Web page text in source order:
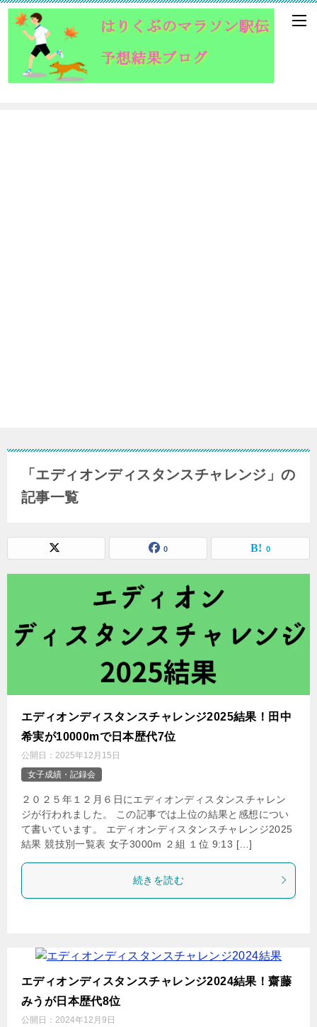
「エディオンディスタンスチャレンジ」の
記事一覧
0 0
エディオンディスタンスチャレンジ2025結果！田中
希実が10000mで日本歴代7位
公開日： 2025年12月15日
女子成績・記録会
２０２５年１２月６日にエディオンディスタンスチャレン
ジが行われました。 この記事では上位の結果と感想につい
て書いています。 エディオンディスタンスチャレンジ2025
結果 競技別一覧表 女子3000m ２組 １位 9:13 […]
続きを読む
エディオンディスタンスチャレンジ2024結果！齋藤
みうが日本歴代8位
公開日： 2024年12月9日